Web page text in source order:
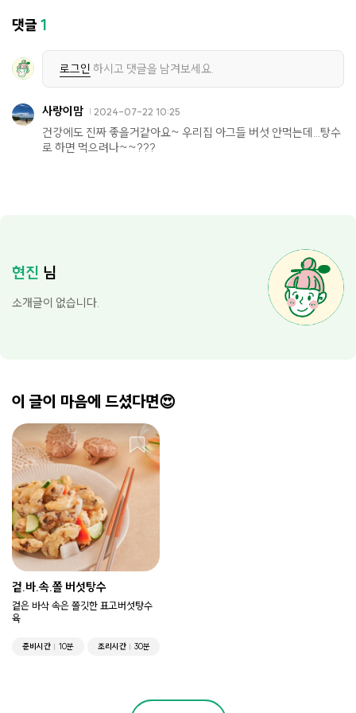
댓글1
로그인 하시고 댓글을 남겨보세요.
사랑이맘 2024-07-22 10:25
건강에도 진짜 좋을거같아요~ 우리집 아그들 버섯 안먹는데...탕수
로 하면 먹으려나~~???
현진 님
소개글이 없습니다.
이 글이 마음에 드셨다면😍
겉.바.속.쫄 버섯탕수
겉은 바삭 속은 쫄깃한 표고버섯탕수
육
준비시간 10분 조리시간 30분